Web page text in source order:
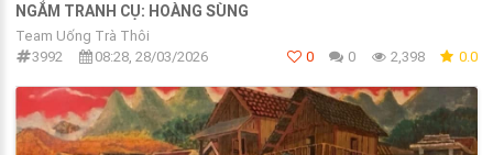
NGẮM TRANH CỤ: HOÀNG SÙNG
Team Uống Trà Thôi
3992
08:28, 28/03/2026 0 0 2,398 0.0